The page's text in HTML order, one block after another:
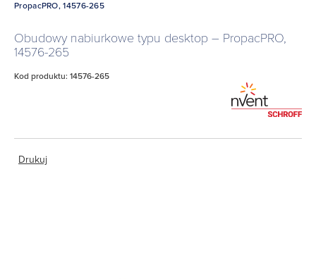
PropacPRO, 14576-265
Obudowy nabiurkowe typu desktop – PropacPRO,
14576-265
Kod produktu: 14576-265
Drukuj